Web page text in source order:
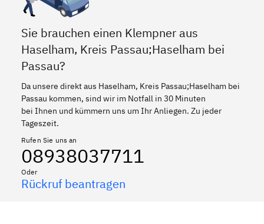
Sie brauchen einen Klempner aus
Haselham, Kreis Passau;Haselham bei
Passau?
Da unsere direkt aus Haselham, Kreis Passau;Haselham bei
Passau kommen, sind wir im Notfall in 30 Minuten
bei Ihnen und kümmern uns um Ihr Anliegen. Zu jeder
Tageszeit.
Rufen Sie uns an
08938037711
Oder
Rückruf beantragen